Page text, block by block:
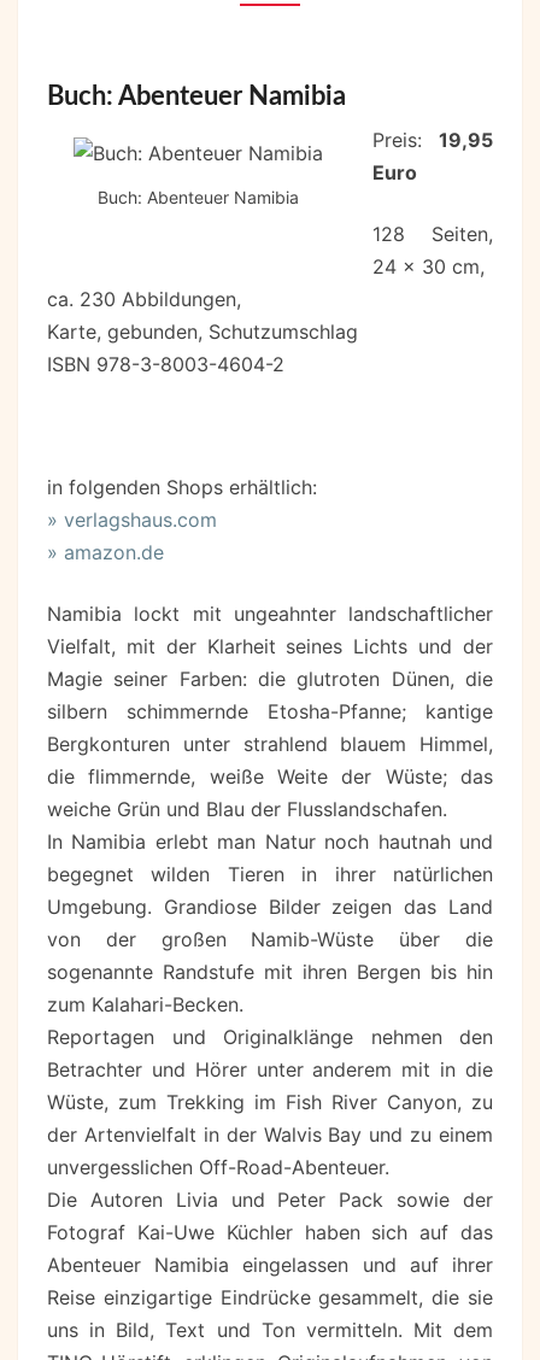
Buch: Abenteuer Namibia
Buch: Abenteuer Namibia
Preis: 19,95
Euro
128 Seiten,
24 x 30 cm,
ca. 230 Abbildungen,
Karte, gebunden, Schutzumschlag
ISBN 978-3-8003-4604-2
in folgenden Shops erhältlich:
» verlagshaus.com
» amazon.de
Namibia lockt mit ungeahnter landschaftlicher
Vielfalt, mit der Klarheit seines Lichts und der
Magie seiner Farben: die glutroten Dünen, die
silbern schimmernde Etosha-Pfanne; kantige
Bergkonturen unter strahlend blauem Himmel,
die flimmernde, weiße Weite der Wüste; das
weiche Grün und Blau der Flusslandschafen.
In Namibia erlebt man Natur noch hautnah und
begegnet wilden Tieren in ihrer natürlichen
Umgebung. Grandiose Bilder zeigen das Land
von der großen Namib-Wüste über die
sogenannte Randstufe mit ihren Bergen bis hin
zum Kalahari-Becken.
Reportagen und Originalklänge nehmen den
Betrachter und Hörer unter anderem mit in die
Wüste, zum Trekking im Fish River Canyon, zu
der Artenvielfalt in der Walvis Bay und zu einem
unvergesslichen Off-Road-Abenteuer.
Die Autoren Livia und Peter Pack sowie der
Fotograf Kai-Uwe Küchler haben sich auf das
Abenteuer Namibia eingelassen und auf ihrer
Reise einzigartige Eindrücke gesammelt, die sie
uns in Bild, Text und Ton vermitteln. Mit dem